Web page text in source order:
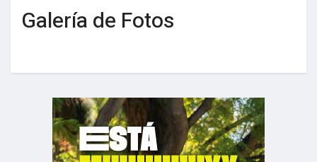
Galería de Fotos